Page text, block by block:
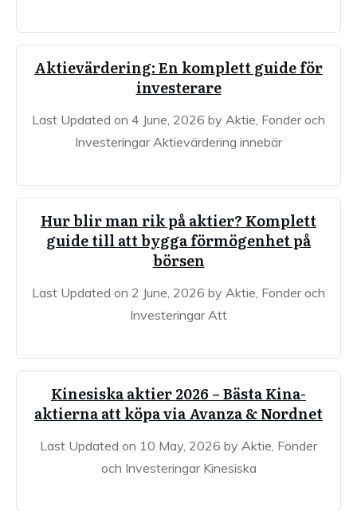
Aktievärdering: En komplett guide för
investerare
Last Updated on 4 June, 2026 by Aktie, Fonder och
Investeringar Aktievärdering innebär
Hur blir man rik på aktier? Komplett
guide till att bygga förmögenhet på
börsen
Last Updated on 2 June, 2026 by Aktie, Fonder och
Investeringar Att
Kinesiska aktier 2026 – Bästa Kina-
aktierna att köpa via Avanza & Nordnet
Last Updated on 10 May, 2026 by Aktie, Fonder
och Investeringar Kinesiska